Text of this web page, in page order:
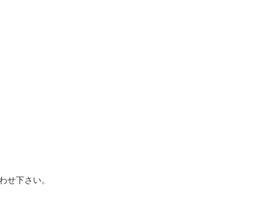
せ下さい。